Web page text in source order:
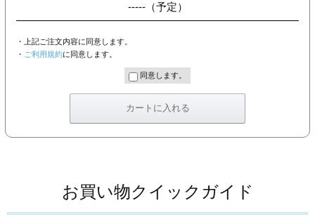
-----（予定）
・上記ご注文内容に同意します。
・ ご利用規約に同意します。
同意します。
お買い物クイックガイド